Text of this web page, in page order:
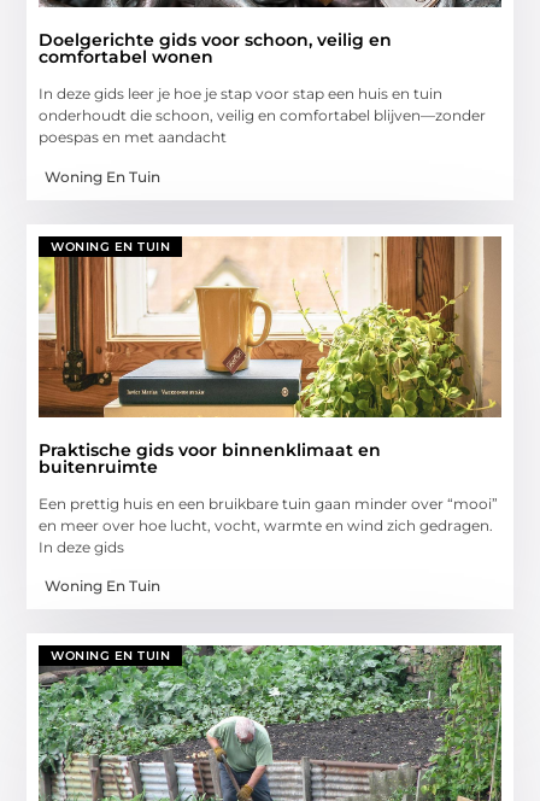
Doelgerichte gids voor schoon, veilig en
comfortabel wonen
In deze gids leer je hoe je stap voor stap een huis en tuin
onderhoudt die schoon, veilig en comfortabel blijven—zonder
poespas en met aandacht
Woning En Tuin
WONING EN TUIN
Praktische gids voor binnenklimaat en
buitenruimte
Een prettig huis en een bruikbare tuin gaan minder over “mooi”
en meer over hoe lucht, vocht, warmte en wind zich gedragen.
In deze gids
Woning En Tuin
WONING EN TUIN